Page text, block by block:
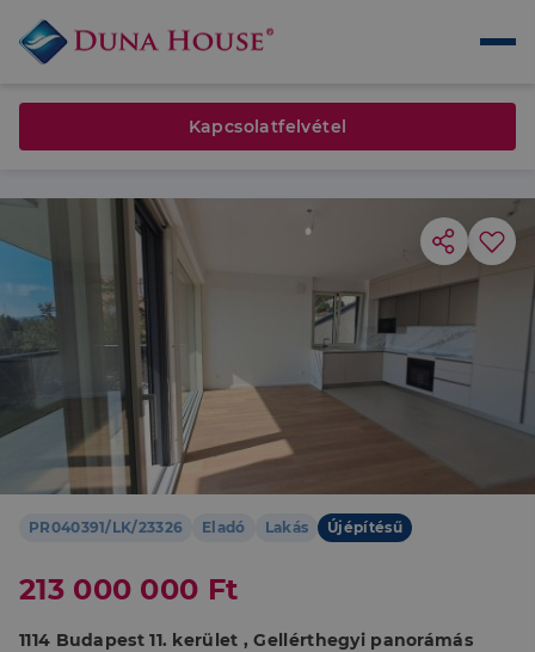
PR040391/LK/23326 Eladó Lakás Újépítésű
213 000 000 Ft
1114 Budapest 11. kerület , Gellérthegyi panorámás
Kapcsolatfelvétel